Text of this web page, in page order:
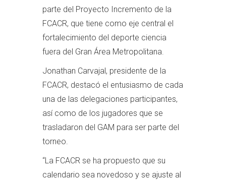
parte del Proyecto Incremento de la
FCACR, que tiene como eje central el
fortalecimiento del deporte ciencia
fuera del Gran Área Metropolitana.
Jonathan Carvajal, presidente de la
FCACR, destacó el entusiasmo de cada
una de las delegaciones participantes,
así como de los jugadores que se
trasladaron del GAM para ser parte del
torneo.
“La FCACR se ha propuesto que su
calendario sea novedoso y se ajuste al